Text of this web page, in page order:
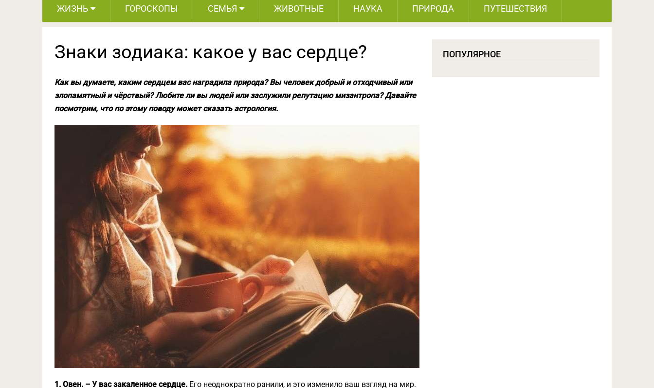
ЖИЗНЬ ГОРОСКОПЫ СЕМЬЯ ЖИВОТНЫЕ НАУКА ПРИРОДА ПУТЕШЕСТВИЯ
Знаки зодиака: какое у вас сердце?
Как вы думаете, каким сердцем вас наградила природа? Вы человек добрый и отходчивый или
злопамятный и чёрствый? Любите ли вы людей или заслужили репутацию мизантропа? Давайте
посмотрим, что по этому поводу может сказать астрология.
1. Овен. – У вас закаленное сердце. Его неоднократно ранили, и это изменило ваш взгляд на мир.
ПОПУЛЯРНОЕ